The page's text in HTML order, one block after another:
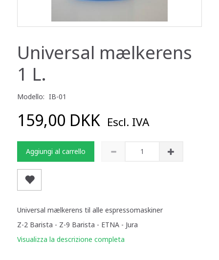
Universal mælkerens
1 L.
Modello: IB-01
159,00 DKK Escl. IVA
Aggiungi al carrello
Universal mælkerens til alle espressomaskiner
Z-2 Barista - Z-9 Barista - ETNA - Jura
Visualizza la descrizione completa